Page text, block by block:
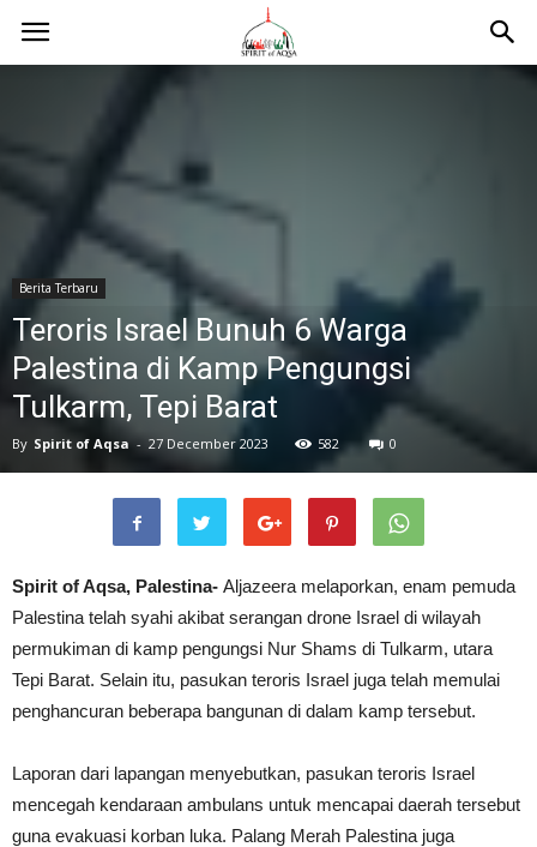
Berita Terbaru
Teroris Israel Bunuh 6 Warga
Palestina di Kamp Pengungsi
Tulkarm, Tepi Barat
By Spirit of Aqsa - 27 December 2023 582 0
Spirit of Aqsa, Palestina- Aljazeera melaporkan, enam pemuda
Palestina telah syahi akibat serangan drone Israel di wilayah
permukiman di kamp pengungsi Nur Shams di Tulkarm, utara
Tepi Barat. Selain itu, pasukan teroris Israel juga telah memulai
penghancuran beberapa bangunan di dalam kamp tersebut.
Laporan dari lapangan menyebutkan, pasukan teroris Israel
mencegah kendaraan ambulans untuk mencapai daerah tersebut
guna evakuasi korban luka. Palang Merah Palestina juga